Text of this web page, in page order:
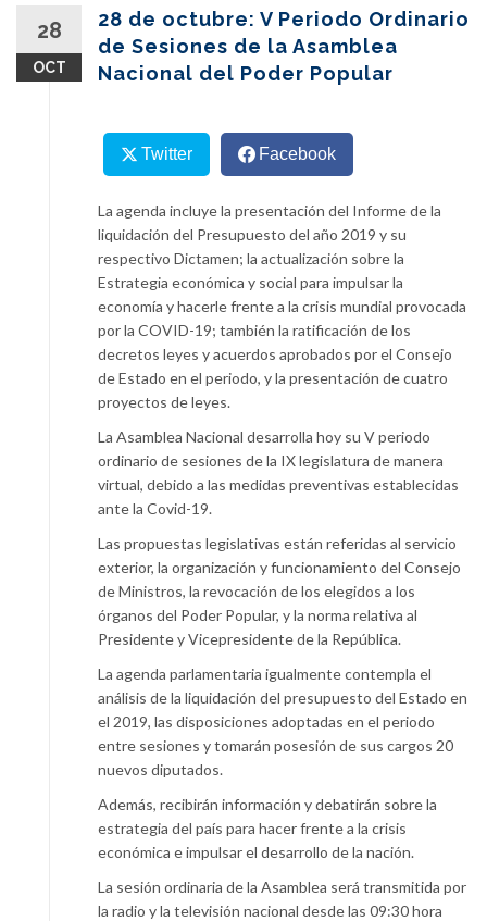
28
OCT
28 de octubre: V Periodo Ordinario
de Sesiones de la Asamblea
Nacional del Poder Popular
Twitter Facebook
La agenda incluye la presentación del Informe de la
liquidación del Presupuesto del año 2019 y su
respectivo Dictamen; la actualización sobre la
Estrategia económica y social para impulsar la
economía y hacerle frente a la crisis mundial provocada
por la COVID-19; también la ratificación de los
decretos leyes y acuerdos aprobados por el Consejo
de Estado en el periodo, y la presentación de cuatro
proyectos de leyes.
La Asamblea Nacional desarrolla hoy su V periodo
ordinario de sesiones de la IX legislatura de manera
virtual, debido a las medidas preventivas establecidas
ante la Covid-19.
Las propuestas legislativas están referidas al servicio
exterior, la organización y funcionamiento del Consejo
de Ministros, la revocación de los elegidos a los
órganos del Poder Popular, y la norma relativa al
Presidente y Vicepresidente de la República.
La agenda parlamentaria igualmente contempla el
análisis de la liquidación del presupuesto del Estado en
el 2019, las disposiciones adoptadas en el periodo
entre sesiones y tomarán posesión de sus cargos 20
nuevos diputados.
Además, recibirán información y debatirán sobre la
estrategia del país para hacer frente a la crisis
económica e impulsar el desarrollo de la nación.
La sesión ordinaria de la Asamblea será transmitida por
la radio y la televisión nacional desde las 09:30 hora